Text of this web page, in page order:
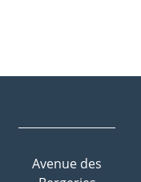
Avenue des